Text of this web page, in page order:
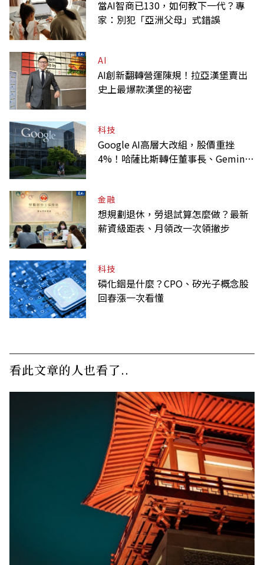
當AI智商已130，如何教下一代？專
家：別犯「亞洲父母」式錯誤
AI
AI創新翻轉營運陳規！拉亞漢堡賣出
史上最爆款漢堡的祕密
科技
Google AI高層大改組，股價重挫
4%！哈薩比斯轉任董事長、Gemini
金融
想規劃退休，勞退試算怎麼做？最新
薪資級距表、月領改一次領撇步
科技
磷化銦是什麼？CPO、矽光子概念股
回春漲一次看懂
看此文章的人也看了..